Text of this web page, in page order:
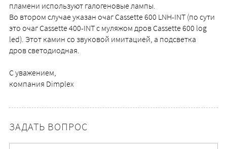
пламени используют галогеновые лампы.
Во втором случае указан очаг Cassette 600 LNH-INT (по сути
это очаг Сassette 400-INT с муляжом дров Cassette 600 log
led). Этот камин со звуковой имитацией, а подсветка
дров светодиодная.
С уважением,
компания Dimplex
ЗАДАТЬ ВОПРОС